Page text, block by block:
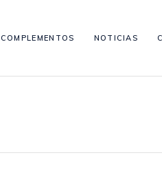
COMPLEMENTOS NOTICIAS